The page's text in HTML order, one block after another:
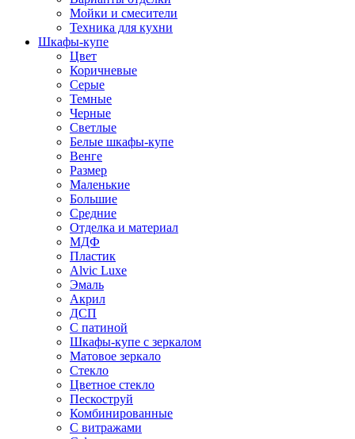
Мойки и смесители
Техника для кухни
Шкафы-купе
Цвет
Коричневые
Серые
Темные
Черные
Светлые
Белые шкафы-купе
Венге
Размер
Маленькие
Большие
Средние
Отделка и материал
МДФ
Пластик
Alvic Luxe
Эмаль
Акрил
ДСП
С патиной
Шкафы-купе с зеркалом
Матовое зеркало
Стекло
Цветное стекло
Пескоструй
Комбинированные
С витражами